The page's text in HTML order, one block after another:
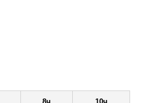
8ч 10ч